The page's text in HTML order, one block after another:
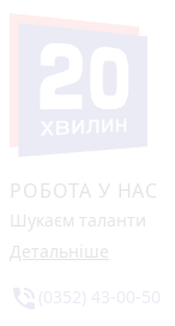
РОБОТА У НАС
Шукаєм таланти
Детальніше